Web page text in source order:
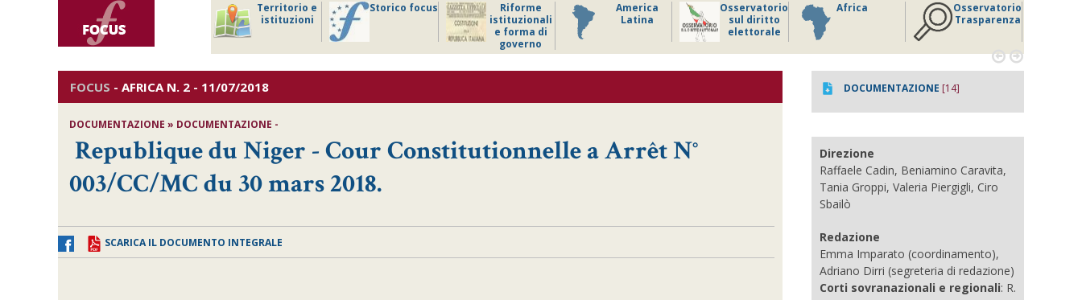
Territorio e
istituzioni
Storico focus
Riforme
istituzionali
e forma di
governo
America
Latina
Osservatorio
sul diritto
elettorale
Africa
Osservatorio
Trasparenza
 
FOCUS - AFRICAN. 2 - 11/07/2018
DOCUMENTAZIONE » DOCUMENTAZIONE -
Republique du Niger - Cour Constitutionnelle a Arrêt N°
003/CC/MC du 30 mars 2018.
SCARICA IL DOCUMENTO INTEGRALE
DOCUMENTAZIONE [14]
Direzione
Raffaele Cadin, Beniamino Caravita,
Tania Groppi, Valeria Piergigli, Ciro
Sbailò
Redazione
Emma Imparato (coordinamento),
Adriano Dirri (segreteria di redazione)
Corti sovranazionali e regionali: R.